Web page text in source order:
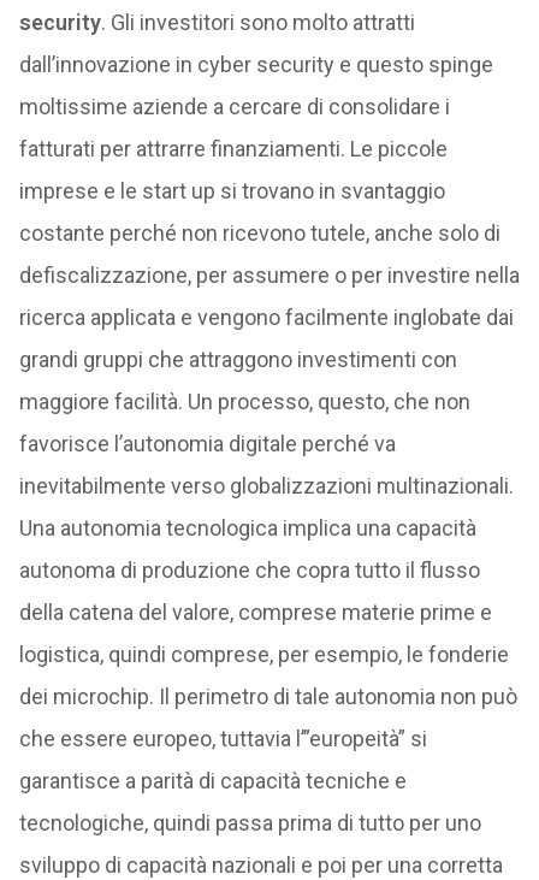
security. Gli investitori sono molto attratti
dall’innovazione in cyber security e questo spinge
moltissime aziende a cercare di consolidare i
fatturati per attrarre finanziamenti. Le piccole
imprese e le start up si trovano in svantaggio
costante perché non ricevono tutele, anche solo di
defiscalizzazione, per assumere o per investire nella
ricerca applicata e vengono facilmente inglobate dai
grandi gruppi che attraggono investimenti con
maggiore facilità. Un processo, questo, che non
favorisce l’autonomia digitale perché va
inevitabilmente verso globalizzazioni multinazionali.
Una autonomia tecnologica implica una capacità
autonoma di produzione che copra tutto il flusso
della catena del valore, comprese materie prime e
logistica, quindi comprese, per esempio, le fonderie
dei microchip. Il perimetro di tale autonomia non può
che essere europeo, tuttavia l’”europeità” si
garantisce a parità di capacità tecniche e
tecnologiche, quindi passa prima di tutto per uno
sviluppo di capacità nazionali e poi per una corretta